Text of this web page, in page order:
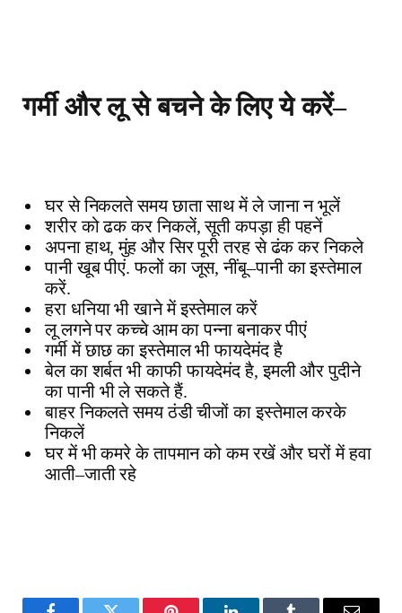
गर्मीऔरलूसेबचनेकेलिएयेकरें–
घर से निकलते समय छाता साथ में ले जाना न भूलें
शरीर को ढक कर निकलें,सूती कपड़ा ही पहनें
अपना हाथ,मुंह और सिर पूरी तरह से ढंक कर निकले
पानी खूब पीएं.फलों का जूस,नींबू–पानी का इस्तेमाल
करें.
हरा धनिया भी खाने में इस्तेमाल करें
लू लगने पर कच्चे आम का पन्ना बनाकर पीएं
गर्मी में छाछ का इस्तेमाल भी फायदेमंद है
बेल का शर्बत भी काफी फायदेमंद है,इमली और पुदीने
का पानी भी ले सकते हैं.
बाहर निकलते समय ठंडी चीजों का इस्तेमाल करके
निकलें
घर में भी कमरे के तापमान को कम रखें और घरों में हवा
आती–जाती रहे